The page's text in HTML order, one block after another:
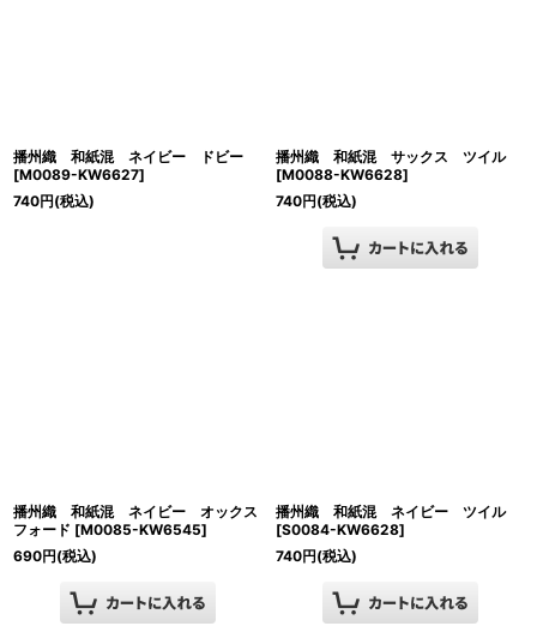
播州織 和紙混 ネイビー ドビー
[M0089-KW6627]
740円(税込)
播州織 和紙混 サックス ツイル
[M0088-KW6628]
740円(税込)
播州織 和紙混 ネイビー オックス
フォード [M0085-KW6545]
690円(税込)
播州織 和紙混 ネイビー ツイル
[S0084-KW6628]
740円(税込)